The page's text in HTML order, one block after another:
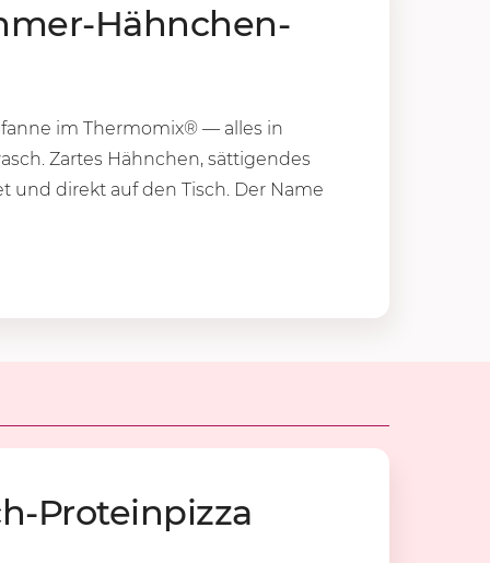
Hähn­chen­
im Thermomix® — alles in
Zartes Hähnchen, sättigendes
und direkt auf den Tisch. Der Name
Pro­te­in­piz­za